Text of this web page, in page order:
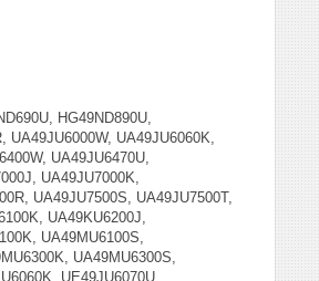
HG49ND890U,
UA49JU6060K,
UA49JU6470U,
UA49JU7000K,
UA49JU7500S, UA49JU7500T,
UA49KU6200J,
UA49MU6100S,
UA49MU6300S,
UE49JU6070U,